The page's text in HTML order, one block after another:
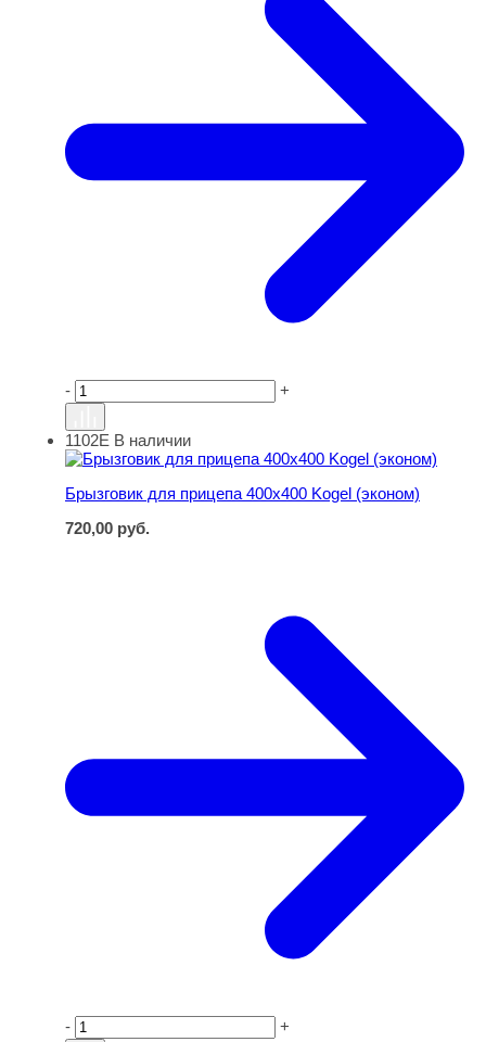
- +
Брызговик для прицепа 400х400 Kogel (эконом)
1102E В наличии
Брызговик для прицепа 400х400 Kogel (эконом)
720,00 руб.
- +